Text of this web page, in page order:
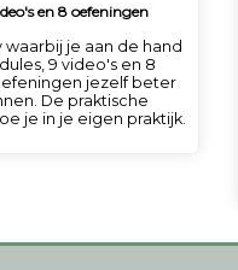
en 8 oefeningen
waarbij je aan de hand
9 video's en 8
jezelf beter
De praktische
je in je eigen praktijk.